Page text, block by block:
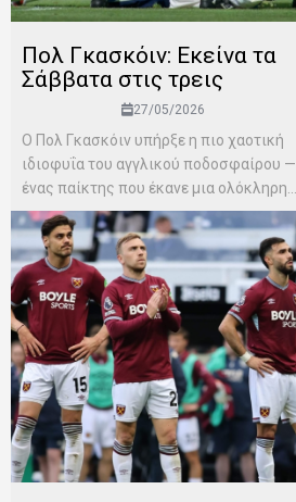
Πολ Γκασκόιν: Εκείνα τα
Σάββατα στις τρεις
27/05/2026
Ο Πολ Γκασκόιν υπήρξε η πιο χαοτική
ιδιοφυΐα του αγγλικού ποδοσφαίρου —
ένας παίκτης που έκανε μια ολόκληρη...